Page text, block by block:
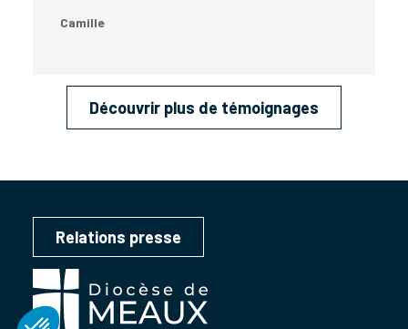
Camille
Découvrir plus de témoignages
Relations presse